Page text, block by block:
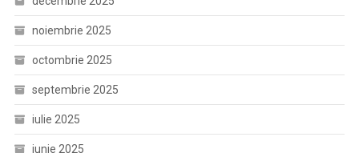
noiembrie 2025
octombrie 2025
septembrie 2025
iulie 2025
iunie 2025